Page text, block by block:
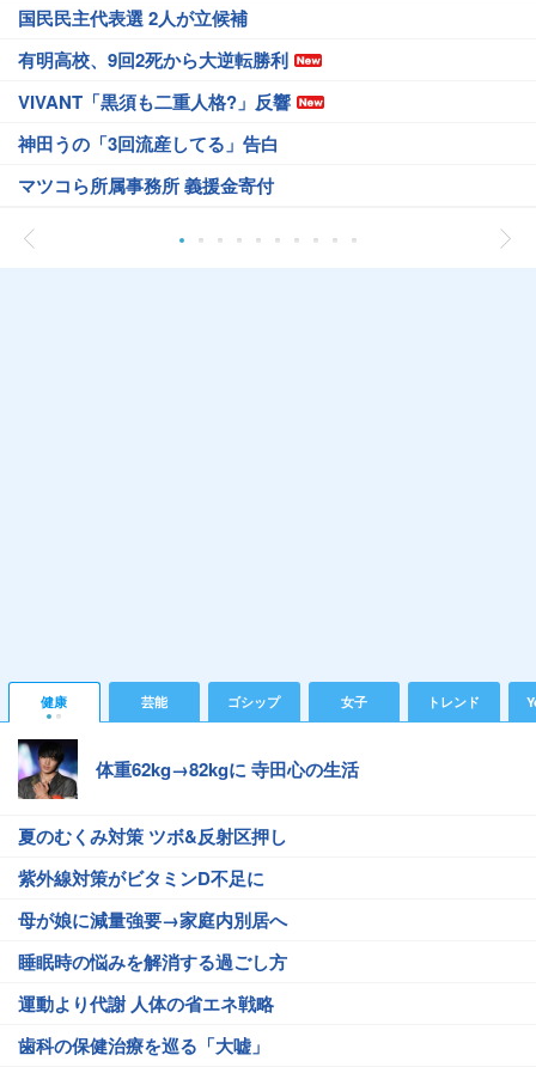
国民民主代表選 2人が立候補
有明高校、9回2死から大逆転勝利
VIVANT「黒須も二重人格?」反響
神田うの「3回流産してる」告白
マツコら所属事務所 義援金寄付
健康 芸能 ゴシップ 女子 トレンド
体重62kg→82kgに 寺田心の生活
夏のむくみ対策 ツボ&反射区押し
紫外線対策がビタミンD不足に
母が娘に減量強要→家庭内別居へ
睡眠時の悩みを解消する過ごし方
運動より代謝 人体の省エネ戦略
歯科の保健治療を巡る「大嘘」